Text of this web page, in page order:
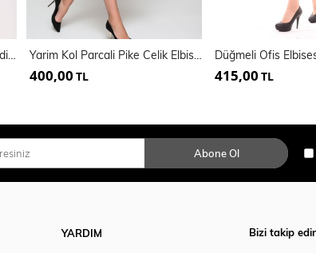
Kruvaze Büzgülü Balon Kol Kadife Abiye Elbise Yarim Kol Parcali Pike Celik Elbise | Elb12968
400,00 TL
Düğmeli Ofis
415,00 TL
Abone Ol
YARDIM
Bizi takip